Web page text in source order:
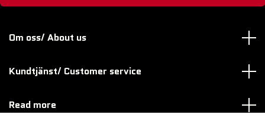
Om oss/ About us
Kundtjänst/ Customer service
Read more